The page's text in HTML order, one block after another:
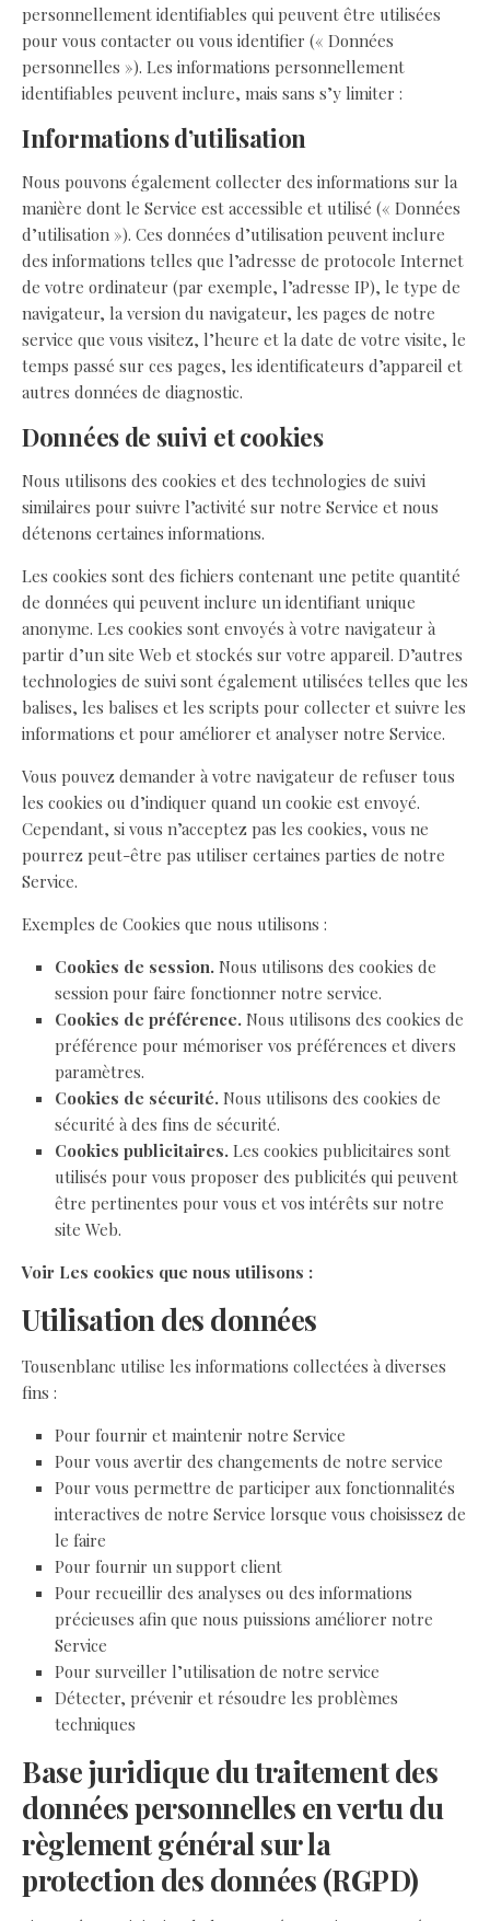
personnellement identifiables qui peuvent être utilisées
pour vous contacter ou vous identifier (« Données
personnelles »). Les informations personnellement
identifiables peuvent inclure, mais sans s’y limiter :
Informations d’utilisation
Nous pouvons également collecter des informations sur la
manière dont le Service est accessible et utilisé (« Données
d’utilisation »). Ces données d’utilisation peuvent inclure
des informations telles que l’adresse de protocole Internet
de votre ordinateur (par exemple, l’adresse IP), le type de
navigateur, la version du navigateur, les pages de notre
service que vous visitez, l’heure et la date de votre visite, le
temps passé sur ces pages, les identificateurs d’appareil et
autres données de diagnostic.
Données de suivi et cookies
Nous utilisons des cookies et des technologies de suivi
similaires pour suivre l’activité sur notre Service et nous
détenons certaines informations.
Les cookies sont des fichiers contenant une petite quantité
de données qui peuvent inclure un identifiant unique
anonyme. Les cookies sont envoyés à votre navigateur à
partir d’un site Web et stockés sur votre appareil. D’autres
technologies de suivi sont également utilisées telles que les
balises, les balises et les scripts pour collecter et suivre les
informations et pour améliorer et analyser notre Service.
Vous pouvez demander à votre navigateur de refuser tous
les cookies ou d’indiquer quand un cookie est envoyé.
Cependant, si vous n’acceptez pas les cookies, vous ne
pourrez peut-être pas utiliser certaines parties de notre
Service.
Exemples de Cookies que nous utilisons :
Cookies de session. Nous utilisons des cookies de
session pour faire fonctionner notre service.
Cookies de préférence. Nous utilisons des cookies de
préférence pour mémoriser vos préférences et divers
paramètres.
Cookies de sécurité. Nous utilisons des cookies de
sécurité à des fins de sécurité.
Cookies publicitaires. Les cookies publicitaires sont
utilisés pour vous proposer des publicités qui peuvent
être pertinentes pour vous et vos intérêts sur notre
site Web.
Voir Les cookies que nous utilisons :
Utilisation des données
Tousenblanc utilise les informations collectées à diverses
fins :
Pour fournir et maintenir notre Service
Pour vous avertir des changements de notre service
Pour vous permettre de participer aux fonctionnalités
interactives de notre Service lorsque vous choisissez de
le faire
Pour fournir un support client
Pour recueillir des analyses ou des informations
précieuses afin que nous puissions améliorer notre
Service
Pour surveiller l’utilisation de notre service
Détecter, prévenir et résoudre les problèmes
techniques
Base juridique du traitement des
données personnelles en vertu du
règlement général sur la
protection des données (RGPD)